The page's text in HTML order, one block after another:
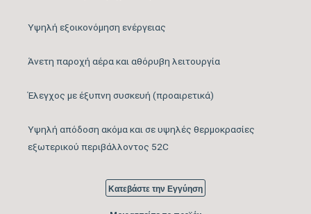
Υψηλή εξοικονόμηση ενέργειας
Άνετη παροχή αέρα και αθόρυβη λειτουργία
Έλεγχος με έξυπνη συσκευή (προαιρετικά)
Υψηλή απόδοση ακόμα και σε υψηλές θερμοκρασίες
εξωτερικού περιβάλλοντος 52C
Κατεβάστε την Εγγύηση
Θέρμανση
Λειτουργία
Συνδεσιμότητα WiFi WIFI READY
Αέρα Εσωτερικής